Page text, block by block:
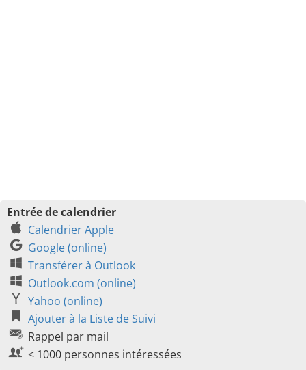
Entrée de calendrier
Calendrier Apple
Google (online)
Transférer à Outlook
Outlook.com (online)
Yahoo (online)
Ajouter à la Liste de Suivi
Rappel par mail
< 1000 personnes intéressées